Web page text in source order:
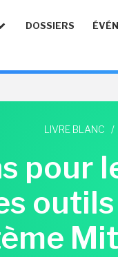
DOSSIERS
LIVRE BLANC /
pour